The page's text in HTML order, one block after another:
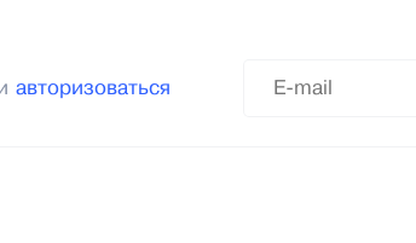
авторизоваться